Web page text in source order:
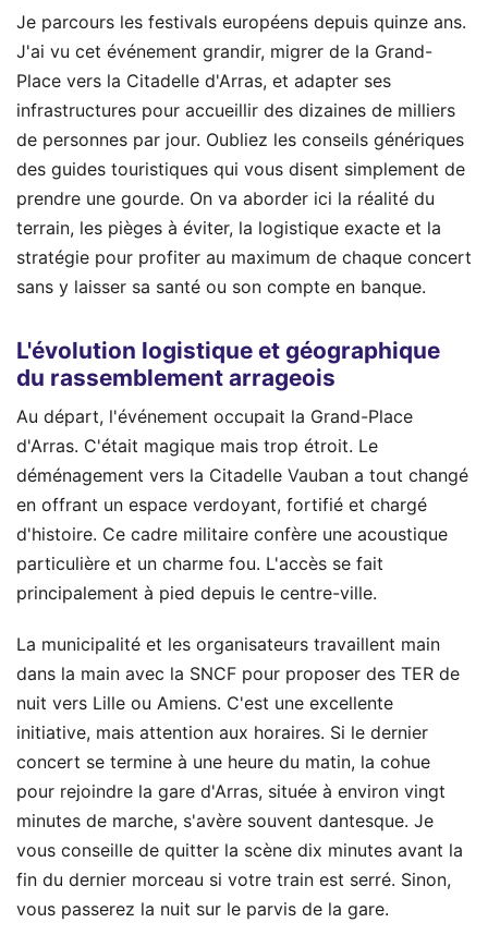
Je parcours les festivals européens depuis quinze ans.
J'ai vu cet événement grandir, migrer de la Grand-
Place vers la Citadelle d'Arras, et adapter ses
infrastructures pour accueillir des dizaines de milliers
de personnes par jour. Oubliez les conseils génériques
des guides touristiques qui vous disent simplement de
prendre une gourde. On va aborder ici la réalité du
terrain, les pièges à éviter, la logistique exacte et la
stratégie pour profiter au maximum de chaque concert
sans y laisser sa santé ou son compte en banque.
L'évolution logistique et géographique
du rassemblement arrageois
Au départ, l'événement occupait la Grand-Place
d'Arras. C'était magique mais trop étroit. Le
déménagement vers la Citadelle Vauban a tout changé
en offrant un espace verdoyant, fortifié et chargé
d'histoire. Ce cadre militaire confère une acoustique
particulière et un charme fou. L'accès se fait
principalement à pied depuis le centre-ville.
La municipalité et les organisateurs travaillent main
dans la main avec la SNCF pour proposer des TER de
nuit vers Lille ou Amiens. C'est une excellente
initiative, mais attention aux horaires. Si le dernier
concert se termine à une heure du matin, la cohue
pour rejoindre la gare d'Arras, située à environ vingt
minutes de marche, s'avère souvent dantesque. Je
vous conseille de quitter la scène dix minutes avant la
fin du dernier morceau si votre train est serré. Sinon,
vous passerez la nuit sur le parvis de la gare.